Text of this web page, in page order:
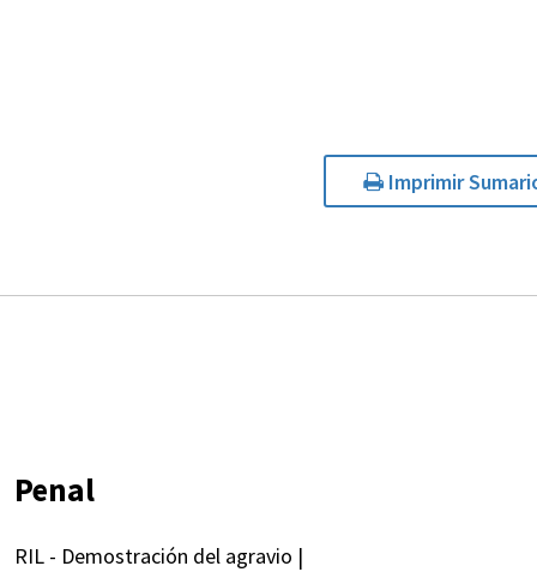
Imprimir
Penal
RIL - Demostración del agravio |